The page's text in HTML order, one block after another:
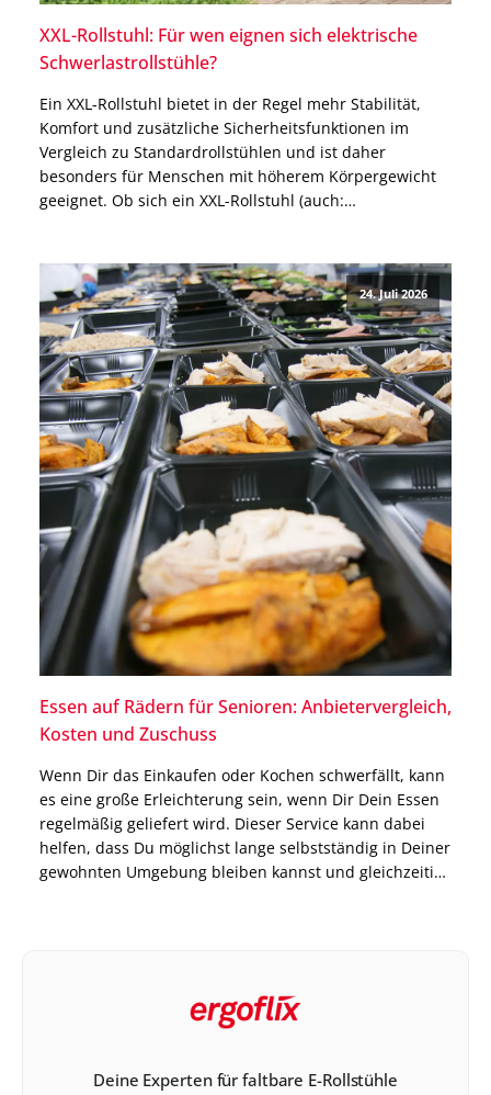
XXL-Rollstuhl: Für wen eignen sich elektrische
Schwerlastrollstühle?
Ein XXL-Rollstuhl bietet in der Regel mehr Stabilität,
Komfort und zusätzliche Sicherheitsfunktionen im
Vergleich zu Standardrollstühlen und ist daher
besonders für Menschen mit höherem Körpergewicht
geeignet. Ob sich ein XXL-Rollstuhl (auch:
große Menschen oder Menschen mit einem allgemein
breiten Körperbau […]
24. Juli 2026
Essen auf Rädern für Senioren: Anbietervergleich,
Kosten und Zuschuss
Wenn Dir das Einkaufen oder Kochen schwerfällt, kann
es eine große Erleichterung sein, wenn Dir Dein Essen
regelmäßig geliefert wird. Dieser Service kann dabei
helfen, dass Du möglichst lange selbstständig in Deiner
gewohnten Umgebung bleiben kannst und gleichzeitig
Deine Experten für faltbare E-Rollstühle